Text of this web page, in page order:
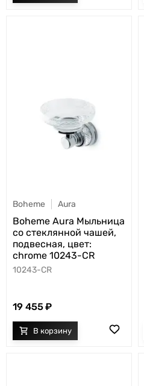
Boheme Aura
Boheme Aura Мыльница
со стеклянной чашей,
подвесная, цвет:
chrome 10243-CR
10243-CR
19 455